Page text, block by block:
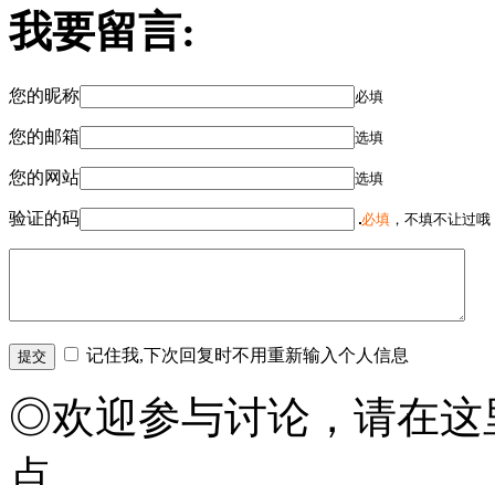
我要留言:
您的昵称 必填
您的邮箱 选填
您的网站 选填
验证的码 必填 ，不填不让过
记住我,下次回复时不用重新输入个人信息
◎欢迎参与讨论，请在这